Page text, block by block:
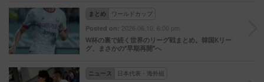
まとめ ワールドカップ
Posted on: 2026.06.10. 6:00 pm
W杯の裏で続く世界のリーグ戦まとめ。韓国Kリー
グ、まさかの”早期再開”へ
ニュース 日本代表・海外組